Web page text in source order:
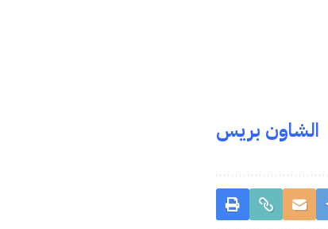
الشاون بريس